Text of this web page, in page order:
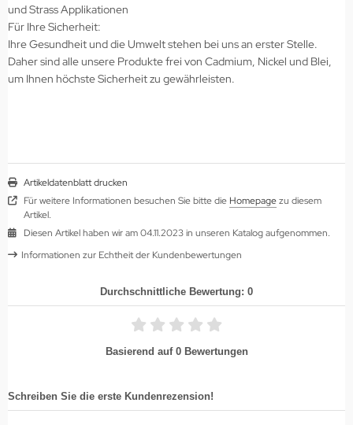
und Strass Applikationen
Für Ihre Sicherheit:
Ihre Gesundheit und die Umwelt stehen bei uns an erster Stelle.
Daher sind alle unsere Produkte frei von Cadmium, Nickel und Blei,
um Ihnen höchste Sicherheit zu gewährleisten.
Artikeldatenblatt drucken
Für weitere Informationen besuchen Sie bitte die Homepagezu diesem
Artikel.
Diesen Artikel haben wir am 04.11.2023 in unseren Katalog aufgenommen.
Informationen zur Echtheit der Kundenbewertungen
Durchschnittliche Bewertung: 0
Basierend auf 0 Bewertungen
Schreiben Sie die erste Kundenrezension!